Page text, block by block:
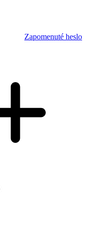
Zapomenuté heslo